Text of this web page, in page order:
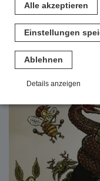
Alle akzeptieren
Einstellungen
Ablehnen
Details anzeigen
Notwendig
Diese Cookies sind für
Hierbei werden keinerlei
Lediglich eine anonyme
Statistik